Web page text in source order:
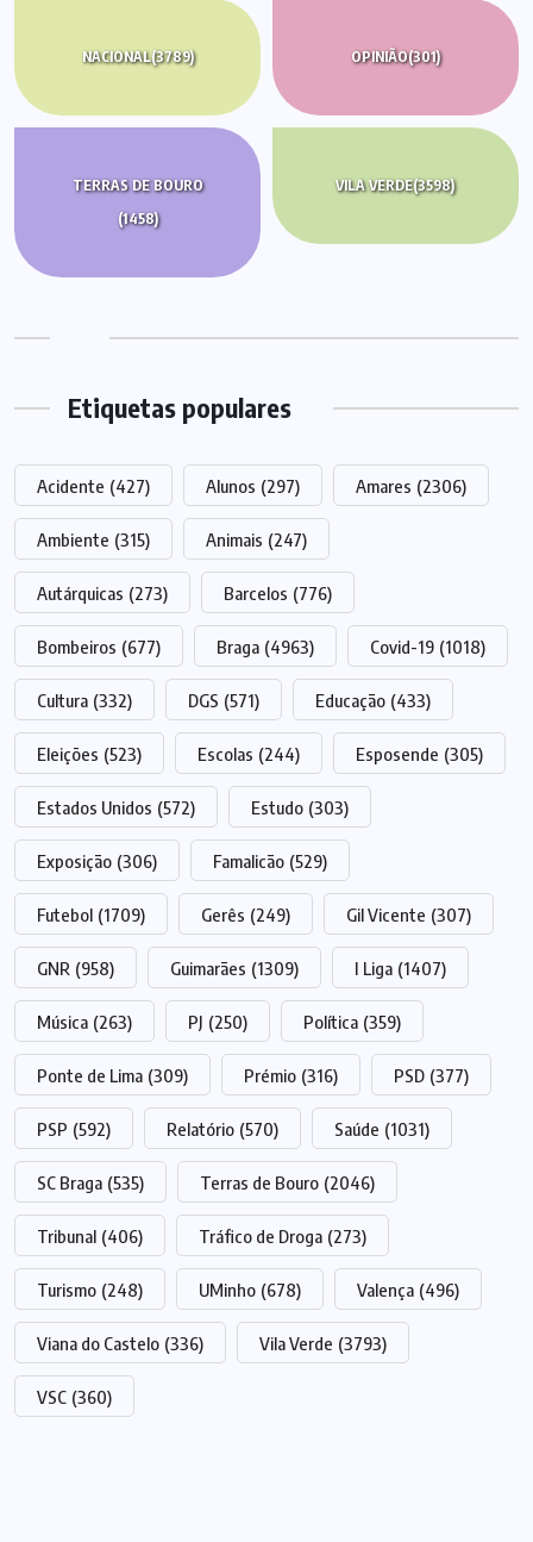
NACIONAL(3789) OPINIÃO(301)
TERRAS DE BOURO
(1458)
VILA VERDE(3598)
Etiquetas populares
Acidente (427) Alunos (297) Amares (2306)
Ambiente (315) Animais (247)
Autárquicas (273) Barcelos (776)
Bombeiros (677) Braga (4963) Covid-19 (1018)
Cultura (332) DGS (571) Educação (433)
Eleições (523) Escolas (244) Esposende (305)
Estados Unidos (572) Estudo (303)
Exposição (306) Famalicão (529)
Futebol (1709) Gerês (249) Gil Vicente (307)
GNR (958) Guimarães (1309) I Liga (1407)
Música (263) PJ (250) Política (359)
Ponte de Lima (309) Prémio (316) PSD (377)
PSP (592) Relatório (570) Saúde (1031)
SC Braga (535) Terras de Bouro (2046)
Tribunal (406) Tráfico de Droga (273)
Turismo (248) UMinho (678) Valença (496)
Viana do Castelo (336) Vila Verde (3793)
VSC (360)